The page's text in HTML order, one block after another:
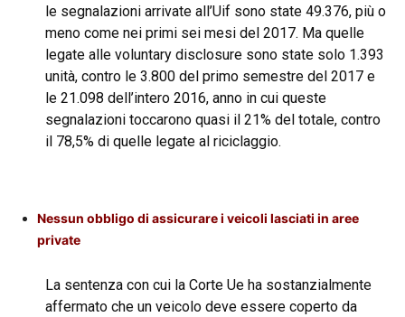
le segnalazioni arrivate all’Uif sono state 49.376, più o
meno come nei primi sei mesi del 2017. Ma quelle
legate alle voluntary disclosure sono state solo 1.393
unità, contro le 3.800 del primo semestre del 2017 e
le 21.098 dell’intero 2016, anno in cui queste
segnalazioni toccarono quasi il 21% del totale, contro
il 78,5% di quelle legate al riciclaggio.
Nessun obbligo di assicurare i veicoli lasciati in aree
private
La sentenza con cui la Corte Ue ha sostanzialmente
affermato che un veicolo deve essere coperto da